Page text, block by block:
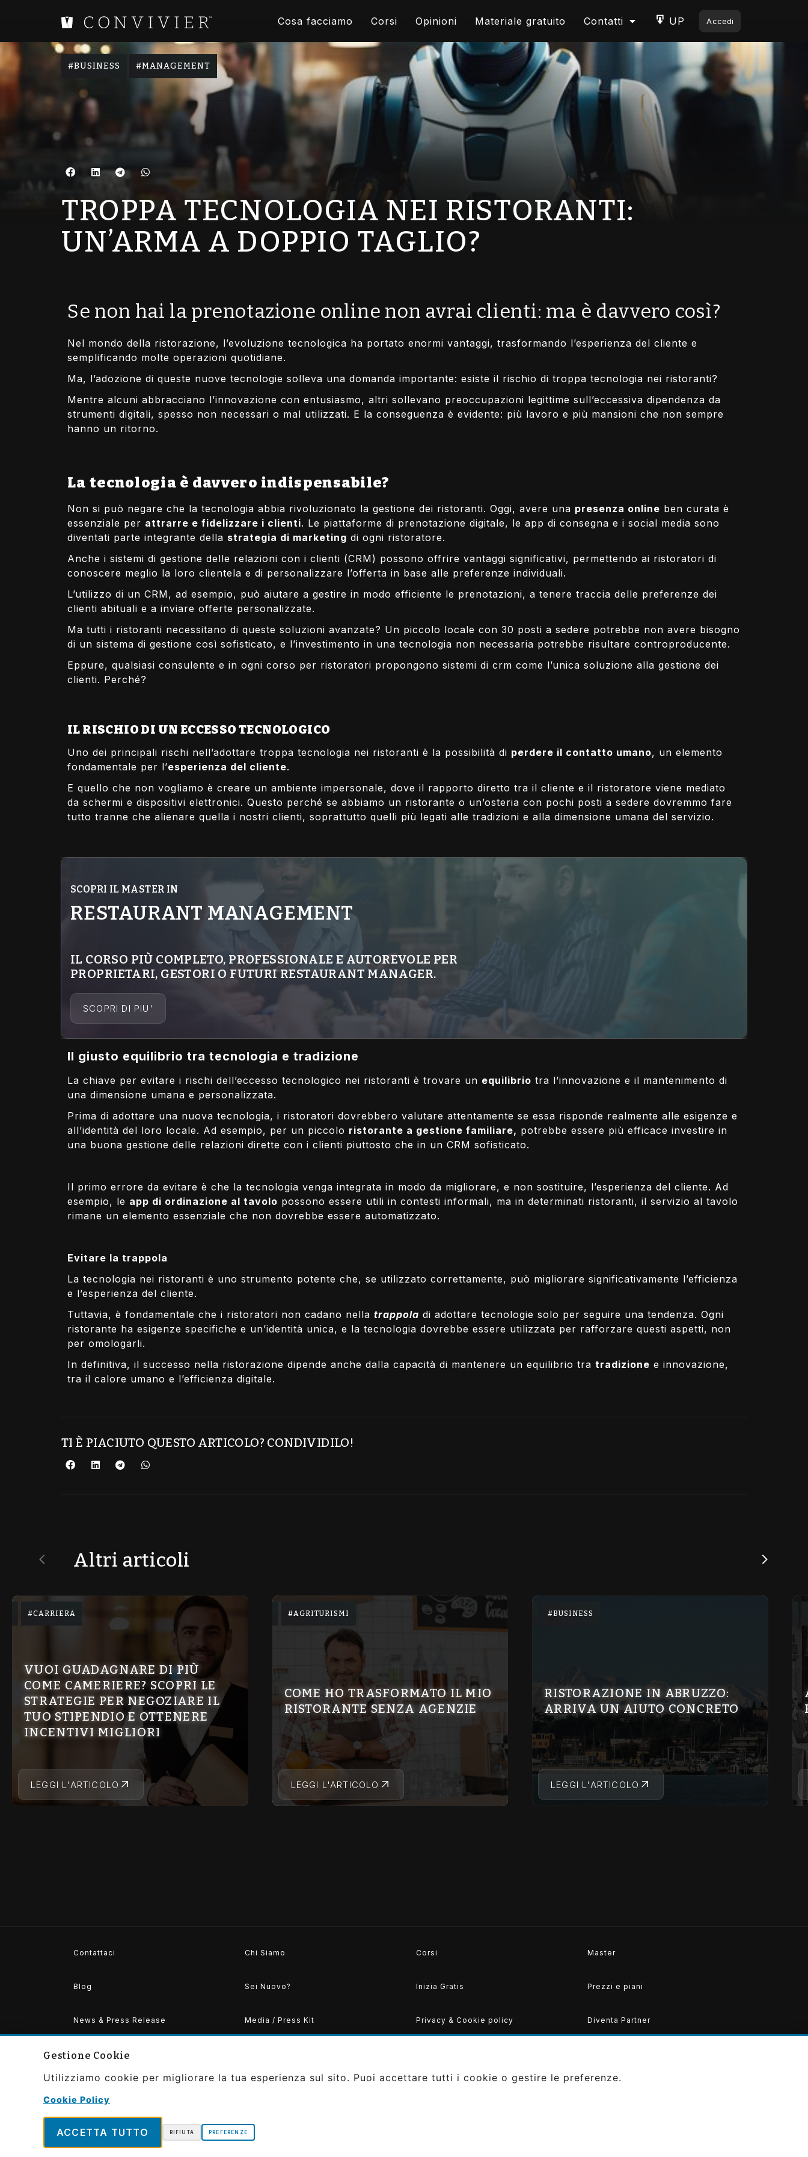
Cosa facciamo Corsi Opinioni Materiale gratuito Contatti UP Accedi
BUSINESS MANAGEMENT
TROPPA TECNOLOGIA NEI RISTORANTI:
UN’ARMA A DOPPIO TAGLIO?
Se non hai la prenotazione online non avrai clienti: ma è davvero così?
Nel mondo della ristorazione, l’evoluzione tecnologica ha portato enormi vantaggi, trasformando l’esperienza del cliente e
semplificando molte operazioni quotidiane.
Ma, l’adozione di queste nuove tecnologie solleva una domanda importante: esiste il rischio di troppa tecnologia nei ristoranti?
Mentre alcuni abbracciano l’innovazione con entusiasmo, altri sollevano preoccupazioni legittime sull’eccessiva dipendenza da
strumenti digitali, spesso non necessari o mal utilizzati. E la conseguenza è evidente: più lavoro e più mansioni che non sempre
hanno un ritorno.
La tecnologia è davvero indispensabile?
Non si può negare che la tecnologia abbia rivoluzionato la gestione dei ristoranti. Oggi, avere una presenza online ben curata è
essenziale per attrarre e fidelizzare i clienti. Le piattaforme di prenotazione digitale, le app di consegna e i social media sono
diventati parte integrante della strategia di marketing di ogni ristoratore.
Anche i sistemi di gestione delle relazioni con i clienti (CRM) possono offrire vantaggi significativi, permettendo ai ristoratori di
conoscere meglio la loro clientela e di personalizzare l’offerta in base alle preferenze individuali.
L’utilizzo di un CRM, ad esempio, può aiutare a gestire in modo efficiente le prenotazioni, a tenere traccia delle preferenze dei
clienti abituali e a inviare offerte personalizzate.
Ma tutti i ristoranti necessitano di queste soluzioni avanzate? Un piccolo locale con 30 posti a sedere potrebbe non avere bisogno
di un sistema di gestione così sofisticato, e l’investimento in una tecnologia non necessaria potrebbe risultare controproducente.
Eppure, qualsiasi consulente e in ogni corso per ristoratori propongono sistemi di crm come l’unica soluzione alla gestione dei
clienti. Perché?
IL RISCHIO DI UN ECCESSO TECNOLOGICO
Uno dei principali rischi nell’adottare troppa tecnologia nei ristoranti è la possibilità di perdere il contatto umano, un elemento
fondamentale per l’esperienza del cliente.
E quello che non vogliamo è creare un ambiente impersonale, dove il rapporto diretto tra il cliente e il ristoratore viene mediato
da schermi e dispositivi elettronici. Questo perché se abbiamo un ristorante o un’osteria con pochi posti a sedere dovremmo fare
tutto tranne che alienare quella i nostri clienti, soprattutto quelli più legati alle tradizioni e alla dimensione umana del servizio.
SCOPRI IL MASTER IN
RESTAURANT MANAGEMENT
IL CORSO PIÙ COMPLETO, PROFESSIONALE E AUTOREVOLE PER
PROPRIETARI, GESTORI O FUTURI RESTAURANT MANAGER.
SCOPRI DI PIU'
Il giusto equilibrio tra tecnologia e tradizione
La chiave per evitare i rischi dell’eccesso tecnologico nei ristoranti è trovare un equilibrio tra l’innovazione e il mantenimento di
una dimensione umana e personalizzata.
Prima di adottare una nuova tecnologia, i ristoratori dovrebbero valutare attentamente se essa risponde realmente alle esigenze e
all’identità del loro locale. Ad esempio, per un piccolo ristorante a gestione familiare, potrebbe essere più efficace investire in
una buona gestione delle relazioni dirette con i clienti piuttosto che in un CRM sofisticato.
Il primo errore da evitare è che la tecnologia venga integrata in modo da migliorare, e non sostituire, l’esperienza del cliente. Ad
esempio, le app di ordinazione al tavolo possono essere utili in contesti informali, ma in determinati ristoranti, il servizio al tavolo
rimane un elemento essenziale che non dovrebbe essere automatizzato.
Evitare la trappola
La tecnologia nei ristoranti è uno strumento potente che, se utilizzato correttamente, può migliorare significativamente l’efficienza
e l’esperienza del cliente.
Tuttavia, è fondamentale che i ristoratori non cadano nella trappola di adottare tecnologie solo per seguire una tendenza. Ogni
ristorante ha esigenze specifiche e un’identità unica, e la tecnologia dovrebbe essere utilizzata per rafforzare questi aspetti, non
per omologarli.
In definitiva, il successo nella ristorazione dipende anche dalla capacità di mantenere un equilibrio tra tradizione e innovazione,
tra il calore umano e l’efficienza digitale.
TI È PIACIUTO QUESTO ARTICOLO? CONDIVIDILO!
Altri articoli
CARRIERA
VUOI GUADAGNARE DI PIÙ
COME CAMERIERE? SCOPRI LE
STRATEGIE PER NEGOZIARE IL
TUO STIPENDIO E OTTENERE
INCENTIVI MIGLIORI
LEGGI L'ARTICOLO
AGRITURISMI
COME HO TRASFORMATO IL MIO
RISTORANTE SENZA AGENZIE
LEGGI L'ARTICOLO
BUSINESS
RISTORAZIONE IN ABRUZZO:
ARRIVA UN AIUTO CONCRETO
LEGGI L'ARTICOLO
Contattaci Chi Siamo Corsi Master
Blog Sei Nuovo? Inizia Gratis Prezzi e piani
News & Press Release Media / Press Kit Privacy & Cookie policy Diventa Partner
Accedi
All Rights Reserved | Powered and Designed by
Gestione Cookie
Utilizziamo cookie per migliorare la tua esperienza sul sito. Puoi accettare tutti i cookie o gestire le preferenze.
Cookie Policy
ACCETTA TUTTO RIFIUTA PREFERENZE